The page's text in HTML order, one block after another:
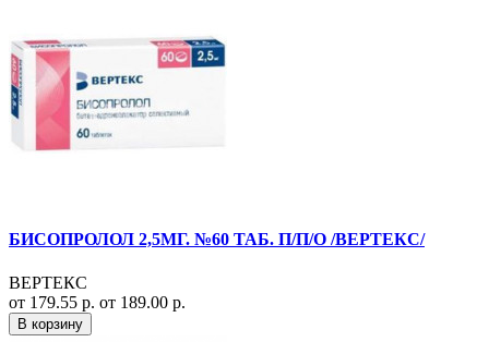
БИСОПРОЛОЛ 2,5МГ. №60 ТАБ. П/П/О /ВЕРТЕКС/
ВЕРТЕКС
от 179.55 р. от 189.00 р.
В корзину